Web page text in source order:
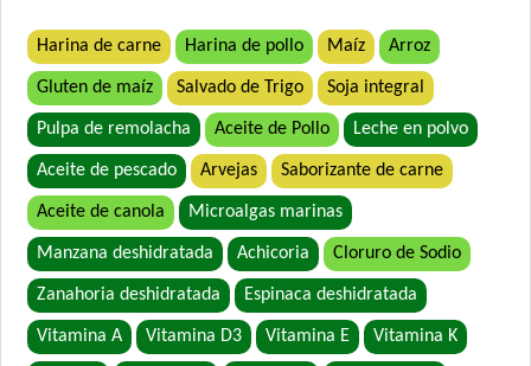
Dog Chow Perro Cachorro Mini
Dog Selection Criadores Cachorros
Dog Selection Etiqueta Negra Cachorros
Dog Selection Premium Cachorros
Dogui Perro Cachorro
Dr. Cossia Super Premium Dog Perro Cachorro Mordida
Grande
Estampa Plus Perro Cachorro
Eukanuba Premium Performance Puppy Pro
Eukanuba Puppy Large Breed
Harina de carne Harina de pollo Maíz Arroz
Gluten de maíz Salvado de Trigo Soja integral
Pulpa de remolacha Aceite de Pollo Leche en polvo
Aceite de pescado Arvejas Saborizante de carne
Aceite de canola Microalgas marinas
Manzana deshidratada Achicoria Cloruro de Sodio
Zanahoria deshidratada Espinaca deshidratada
Vitamina A Vitamina D3 Vitamina E Vitamina K